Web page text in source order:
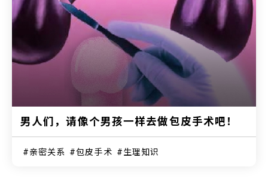
男人们，请像个男孩一样去做包皮手术吧！
亲密关系 包皮手术 生理知识